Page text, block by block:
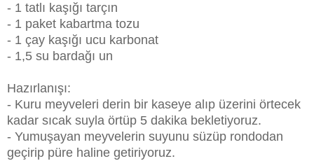
- 1 tatlı kaşığı tarçın
- 1 paket kabartma tozu
- 1 çay kaşığı ucu karbonat
- 1,5 su bardağı un
Hazırlanışı:
- Kuru meyveleri derin bir kaseye alıp üzerini örtecek
kadar sıcak suyla örtüp 5 dakika bekletiyoruz.
- Yumuşayan meyvelerin suyunu süzüp rondodan
geçirip püre haline getiriyoruz.